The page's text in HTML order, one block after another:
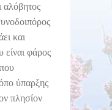
αλόβητος
και
είναι φάρος
ύπαρξης
πλησίον